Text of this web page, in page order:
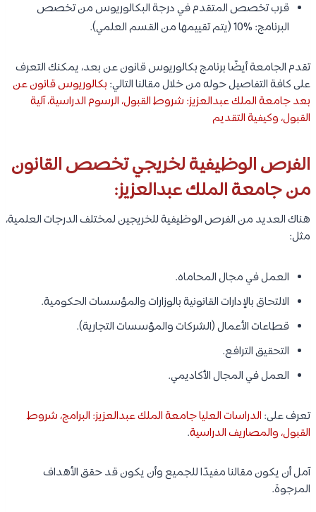
قرب تخصص المتقدم في درجة البكالوريوس من تخصص
البرنامج: %10 (يتم تقييمها من القسم العلمي).
تقدم الجامعة أيضًا برنامج بكالوريوس قانون عن بعد، يمكنك التعرف
على كافة التفاصيل حوله من خلال مقالنا التالي: بكالوريوس قانون عن
بعد جامعة الملك عبدالعزيز: شروط القبول، الرسوم الدراسية، آلية
القبول، وكيفية التقديم
الفرص الوظيفية لخريجي تخصص القانون
من جامعة الملك عبدالعزيز:
هناك العديد من الفرص الوظيفية للخريجين لمختلف الدرجات العلمية،
مثل:
العمل في مجال المحاماه.
الالتحاق بالإدارات القانونية بالوزارات والمؤسسات الحكومية.
قطاعات الأعمال (الشركات والمؤسسات التجارية).
التحقيق الترافع.
العمل في المجال الأكاديمي.
تعرف على: الدراسات العليا جامعة الملك عبدالعزيز: البرامج، شروط
القبول، والمصاريف الدراسية.
آمل أن يكون مقالنا مفيدًا للجميع وأن يكون قد حقق الأهداف
المرجوة.